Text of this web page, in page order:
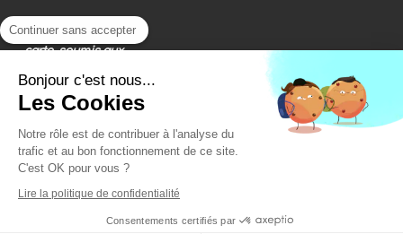
Images, textes,
carte, soumis aux
Plan du site
Mentions légales
©2019 Christine ROCHER - Magnétiseuse Holistique le
Création et référencement du site par Simplébo
Continuer sans accepter
Bonjour c'est nous...
Les Cookies
Notre rôle est de contribuer à l'analyse du
trafic et au bon fonctionnement de ce site.
C'est OK pour vous ?
Lire la politique de confidentialité
Consentements certifiés par